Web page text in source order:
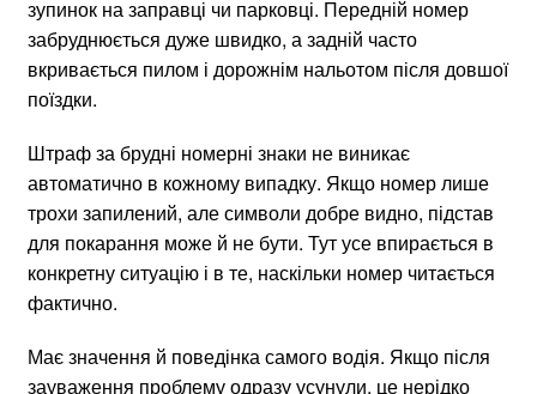
зупинок на заправці чи парковці. Передній номер
забруднюється дуже швидко, а задній часто
вкривається пилом і дорожнім нальотом після довшої
поїздки.
Штраф за брудні номерні знаки не виникає
автоматично в кожному випадку. Якщо номер лише
трохи запилений, але символи добре видно, підстав
для покарання може й не бути. Тут усе впирається в
конкретну ситуацію і в те, наскільки номер читається
фактично.
Має значення й поведінка самого водія. Якщо після
зауваження проблему одразу усунули, це нерідко